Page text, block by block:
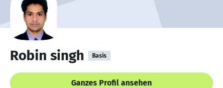
Robin singh Basis
Ganzes Profil ansehen